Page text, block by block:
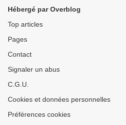
Hébergé par Overblog
Top articles
Pages
Contact
Signaler un abus
C.G.U.
Cookies et données personnelles
Préférences cookies